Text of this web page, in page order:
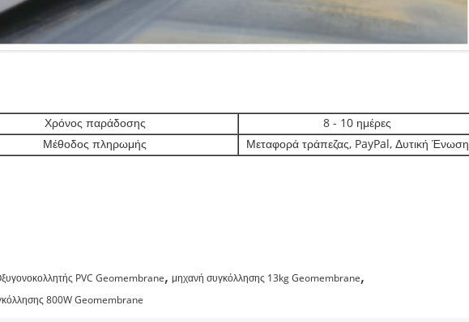
Χρόνος παράδοσης
8 - 10 ημέρες
Μέθοδος πληρωμής
Μεταφορά τράπεζας, PayPal, Δυτική Ένωση
PVC Geomembrane, μηχανή συγκόλλησης 13kg Geomembrane,
800W Geomembrane